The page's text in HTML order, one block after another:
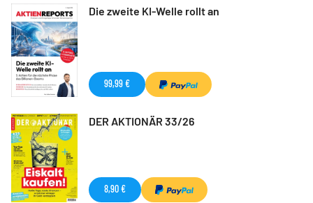
Die zweite KI-Welle rollt an
99,99 €
DER AKTIONÄR 33/26
8,90 €